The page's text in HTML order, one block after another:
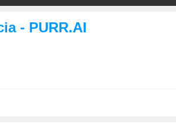
- PURR.AI